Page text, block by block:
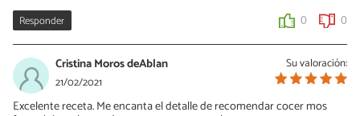
Responder 0 0
Su valoración:
Cristina Moros deAblan
21/02/2021
Excelente receta. Me encanta el detalle de recomendar cocer mos